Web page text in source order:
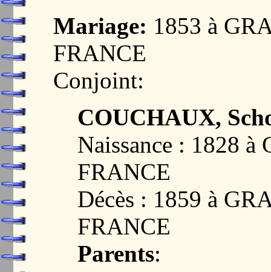
Mariage: 1853 à
FRANCE
Conjoint:
COUCHAUX,
Naissance : 1828
FRANCE
Décès : 1859 à
FRANCE
Parents: